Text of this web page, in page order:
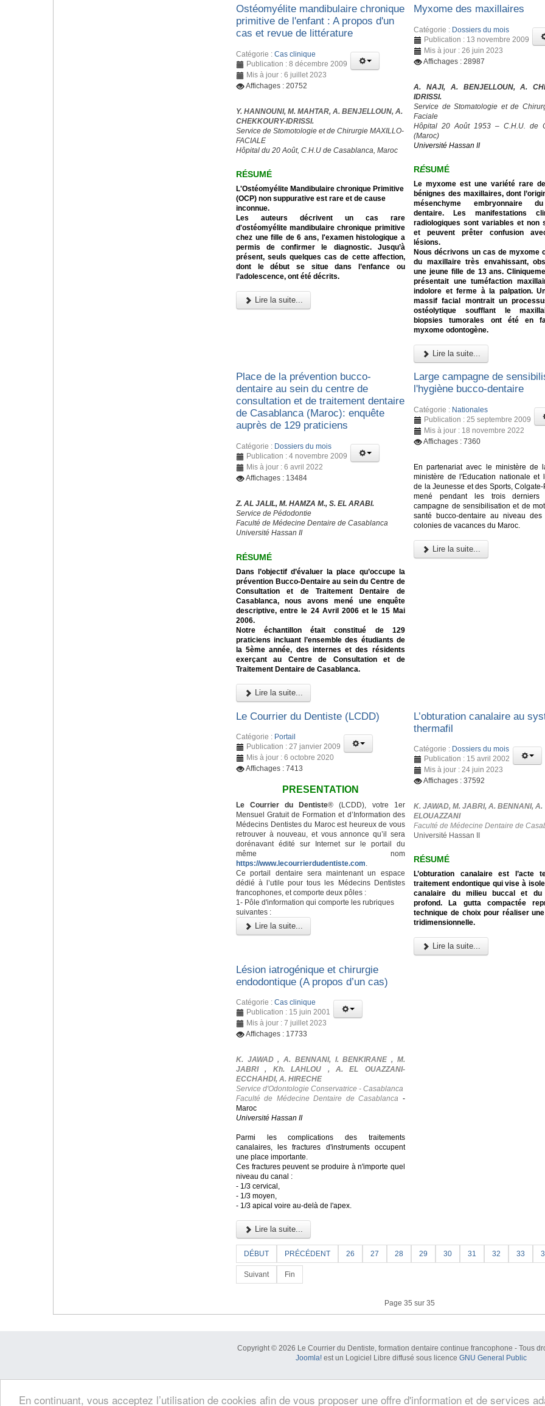
En continuant, vous acceptez l’utilisation de cookies afin de vous proposer une offre d'information et de services
Ostéomyélite mandibulaire chronique
primitive de l'enfant : A propos d'un
cas et revue de littérature
Catégorie : Cas clinique
Publication : 8 décembre 2009
Mis à jour : 6 juillet 2023
Affichages : 20752
Y. HANNOUNI, M. MAHTAR, A. BENJELLOUN, A.
CHEKKOURY-IDRISSI.
Service de Stomotologie et de Chirurgie MAXILLO-
FACIALE
Hôpital du 20 Août, C.H.U de Casablanca, Maroc
RÉSUMÉ
L'Ostéomyélite Mandibulaire chronique Primitive
(OCP) non suppurative est rare et de cause
inconnue.
Les auteurs décrivent un cas rare
d'ostéomyélite mandibulaire chronique primitive
chez une fille de 6 ans, l'examen histologique a
permis de confirmer le diagnostic.Jusqu’à
présent, seuls quelques cas de cette affection,
dont le début se situe dans l’enfance ou
l’adolescence, ont été décrits.
Lire la suite...
Myxome des maxillaires
Catégorie : Dossiers du mois
Publication : 13 novembre 2009
Mis à jour : 26 juin 2023
Affichages : 28987
A. NAJI, A. BENJELLOUN, A.
IDRISSI.
Service de Stomatologie et de
Faciale
Hôpital 20 Août 1953 – C.H.U. de
(Maroc)
Université Hassan II
RÉSUMÉ
Le myxome est une variété rare
bénignes des maxillaires, dont
mésenchyme embryonnaire
dentaire. Les manifestations
radiologiques sont variables et non
et peuvent prêter confusion
lésions.
Nous décrivons un cas de myxome
du maxillaire très envahissant,
une jeune fille de 13 ans.
présentait une tuméfaction
indolore et ferme à la palpation.
massif facial montrait un
ostéolytique soufflant le
biopsies tumorales ont été en
myxome odontogène.
Lire la suite...
Place de la prévention bucco-
dentaire au sein du centre de
consultation et de traitement dentaire
de Casablanca (Maroc): enquête
auprès de 129 praticiens
Catégorie : Dossiers du mois
Publication : 4 novembre 2009
Mis à jour : 6 avril 2022
Affichages : 13484
Z. AL JALIL, M. HAMZA M., S. EL ARABI.
Service de Pédodontie
Faculté de Médecine Dentaire de Casablanca
Université Hassan II
RÉSUMÉ
Dans l’objectif d’évaluer la place qu’occupe la
prévention Bucco-Dentaire au sein du Centre de
Consultation et de Traitement Dentaire de
Casablanca, nous avons mené une enquête
descriptive, entre le 24 Avril 2006 et le 15 Mai
2006.
Notre échantillon était constitué de 129
praticiens incluant l’ensemble des étudiants de
la 5ème année, des internes et des résidents
exerçant au Centre de Consultation et de
Traitement Dentaire de Casablanca.
Lire la suite...
Large campagne de
l'hygiène bucco-dentaire
Catégorie : Nationales
Publication : 25 septembre 2009
Mis à jour : 18 novembre 2022
Affichages : 7360
En partenariat avec le ministère de
ministère de l'Education nationale et
de la Jeunesse et des Sports,
mené pendant les trois derniers
campagne de sensibilisation et de
santé bucco-dentaire au niveau des
colonies de vacances du Maroc.
Lire la suite...
Le Courrier du Dentiste (LCDD)
Catégorie : Portail
Publication : 27 janvier 2009
Mis à jour : 6 octobre 2020
Affichages : 7413
PRESENTATION
Le Courrier du Dentiste® (LCDD), votre 1er
Mensuel Gratuit de Formation et d’Information des
Médecins Dentistes du Maroc est heureux de vous
retrouver à nouveau, et vous annonce qu’il sera
dorénavant édité sur Internet sur le portail du
même nom
https://www.lecourrierdudentiste.com
Ce portail dentaire sera maintenant un espace
dédié à l’utile pour tous les Médecins Dentistes
francophones, et comporte deux pôles :
1- Pôle d'information qui comporte les rubriques
suivantes :
Lire la suite...
L’obturation canalaire au
thermafil
Catégorie : Dossiers du mois
Publication : 15 avril 2002
Mis à jour : 24 juin 2023
Affichages : 37592
K. JAWAD, M. JABRI, A. BENNANI, A.
ELOUAZZANI
Faculté de Médecine Dentaire de
Université Hassan II
RÉSUMÉ
L’obturation canalaire est l’acte
traitement endontique qui vise à
canalaire du milieu buccal et du
profond. La gutta compactée
technique de choix pour réaliser
tridimensionnelle.
Lire la suite...
Lésion iatrogénique et chirurgie
endodontique (A propos d’un cas)
Catégorie : Cas clinique
Publication : 15 juin 2001
Mis à jour : 7 juillet 2023
Affichages : 17733
K. JAWAD , A. BENNANI, I. BENKIRANE , M.
JABRI , Kh. LAHLOU , A. EL OUAZZANI-
ECCHAHDI, A. HIRECHE
Service d'Odontologie Conservatrice - Casablanca
Faculté de Médecine Dentaire de Casablanca -
Maroc
Université Hassan II
Parmi les complications des traitements
canalaires, les fractures d'instruments occupent
une place importante.
Ces fractures peuvent se produire à n'importe quel
niveau du canal :
- 1/3 cervical,
- 1/3 moyen,
- 1/3 apical voire au-delà de l'apex.
Lire la suite...
DÉBUT PRÉCÉDENT 26 27 28 29 30 31 32 33
Suivant Fin
Page 35 sur 35
Copyright © 2026 Le Courrier du Dentiste, formation dentaire continue francophone - Tous
Joomla!est un Logiciel Libre diffusé sous licence GNU General Public